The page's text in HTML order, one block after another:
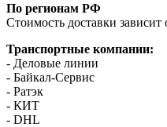
По регионам РФ
Стоимость доставки
Транспортные компании:
- Деловые линии
- Байкал-Сервис
- Ратэк
- КИТ
- DHL